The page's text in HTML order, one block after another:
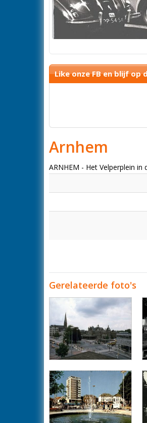
Like onze FB en blijf op
Arnhem
ARNHEM - Het Velperplein in
Gerelateerde foto's